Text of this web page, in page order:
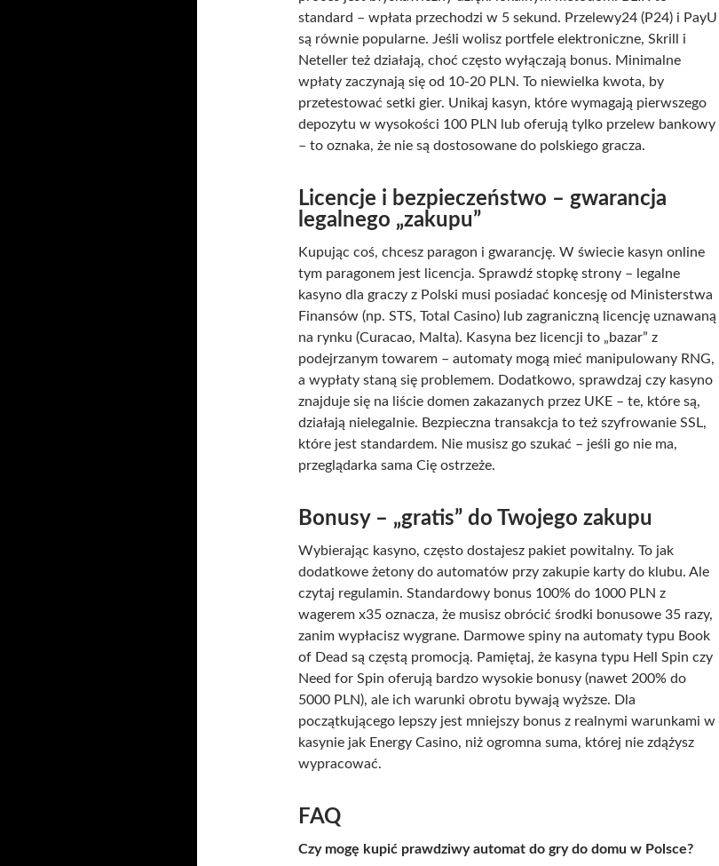
standard – wpłata przechodzi w 5 sekund. Przelewy24 (P24) i PayU
są równie popularne. Jeśli wolisz portfele elektroniczne, Skrill i
Neteller też działają, choć często wyłączają bonus. Minimalne
wpłaty zaczynają się od 10-20 PLN. To niewielka kwota, by
przetestować setki gier. Unikaj kasyn, które wymagają pierwszego
depozytu w wysokości 100 PLN lub oferują tylko przelew bankowy
– to oznaka, że nie są dostosowane do polskiego gracza.
Licencje i bezpieczeństwo – gwarancja
legalnego „zakupu”
Kupując coś, chcesz paragon i gwarancję. W świecie kasyn online
tym paragonem jest licencja. Sprawdź stopkę strony – legalne
kasyno dla graczy z Polski musi posiadać koncesję od Ministerstwa
Finansów (np. STS, Total Casino) lub zagraniczną licencję uznawaną
na rynku (Curacao, Malta). Kasyna bez licencji to „bazar” z
podejrzanym towarem – automaty mogą mieć manipulowany RNG,
a wypłaty staną się problemem. Dodatkowo, sprawdzaj czy kasyno
znajduje się na liście domen zakazanych przez UKE – te, które są,
działają nielegalnie. Bezpieczna transakcja to też szyfrowanie SSL,
które jest standardem. Nie musisz go szukać – jeśli go nie ma,
przeglądarka sama Cię ostrzeże.
Bonusy – „gratis” do Twojego zakupu
Wybierając kasyno, często dostajesz pakiet powitalny. To jak
dodatkowe żetony do automatów przy zakupie karty do klubu. Ale
czytaj regulamin. Standardowy bonus 100% do 1000 PLN z
wagerem x35 oznacza, że musisz obrócić środki bonusowe 35 razy,
zanim wypłacisz wygrane. Darmowe spiny na automaty typu Book
of Dead są częstą promocją. Pamiętaj, że kasyna typu Hell Spin czy
Need for Spin oferują bardzo wysokie bonusy (nawet 200% do
5000 PLN), ale ich warunki obrotu bywają wyższe. Dla
początkującego lepszy jest mniejszy bonus z realnymi warunkami w
kasynie jak Energy Casino, niż ogromna suma, której nie zdążysz
wypracować.
FAQ
Czy mogę kupić prawdziwy automat do gry do domu w Polsce?